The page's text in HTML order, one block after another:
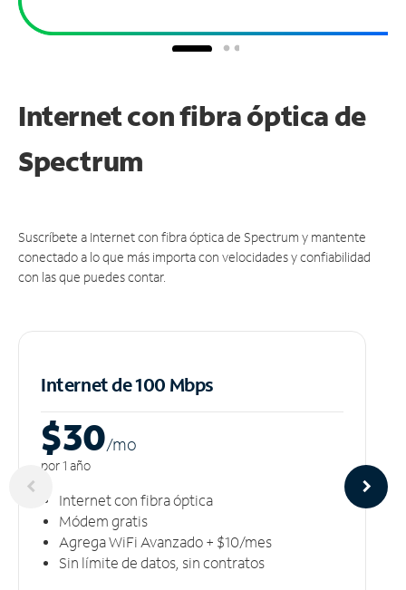
Internet con fibra óptica de
Spectrum
Suscríbete a Internet con fibra óptica de Spectrum y mantente
conectado a lo que más importa con velocidades y confiabilidad
con las que puedes contar.
Internet de 100 Mbps
$30/mo
por 1 año
Internet con fibra óptica
Módem gratis
Agrega WiFi Avanzado + $10/mes
Sin límite de datos, sin contratos